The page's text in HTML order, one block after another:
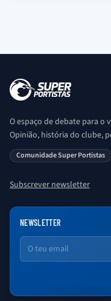
O espaço de debate para o
Opinião, história do clube,
saber sobre o universo
Comunidade Super Portistas
Subscrever newsletter
NEWSLETTER
Email